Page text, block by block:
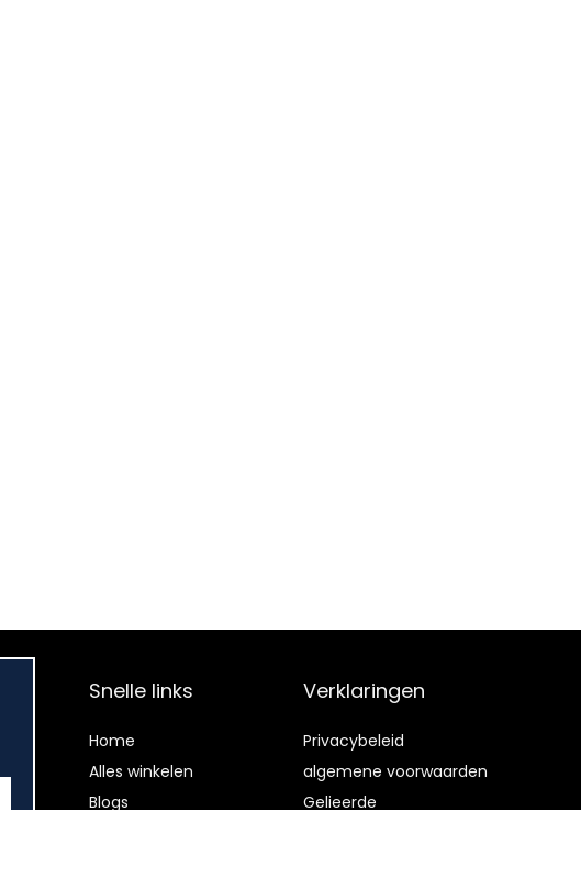
Snelle links
Home
Alles winkelen
Blogs
Verklaringen
Privacybeleid
algemene voorwaarden
Gelieerde